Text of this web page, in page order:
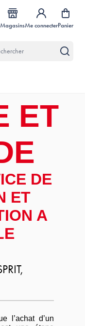
MagasinsMe connecterPanier
ET
DE
ET
A
l’achat d’un